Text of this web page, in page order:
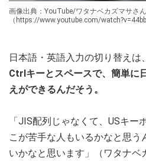
画像出典：YouTube/ワタナベカズマサさん
（https://www.youtube.com/
日本語・英語入力の切り替えは
Ctrlキーとスペースで、簡単に
えができるんだそう。
「JIS配列じゃなくて、USキー
こが苦手な人もいるかなと思う
いかなと思います」（ワタナベ